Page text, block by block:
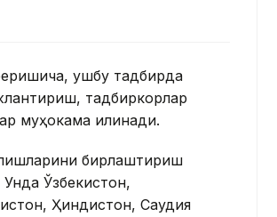
ушбу тадбирда
тадбиркорлар
муҳокама қилинади.
бирлаштириш
Ўзбекистон,
Ҳиндистон, Саудия